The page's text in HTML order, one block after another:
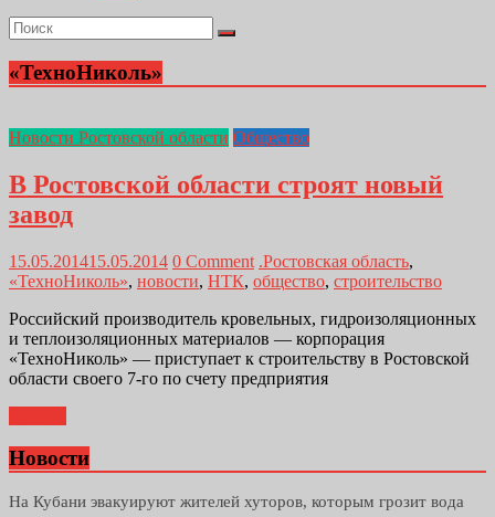
«ТехноНиколь»
Новости Ростовской области Общество
В Ростовской области строят новый
завод
15.05.201415.05.2014 0 Comment .Ростовская область,
«ТехноНиколь», новости, НТК, общество, строительство
Российский производитель кровельных, гидроизоляционных
и теплоизоляционных материалов — корпорация
«ТехноНиколь» — приступает к строительству в Ростовской
области своего 7-го по счету предприятия
Новости
На Кубани эвакуируют жителей хуторов, которым грозит вода